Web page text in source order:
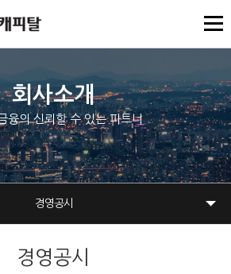
회사소개
융의 신뢰할 수 있는 파트너
경영공시
경영공시